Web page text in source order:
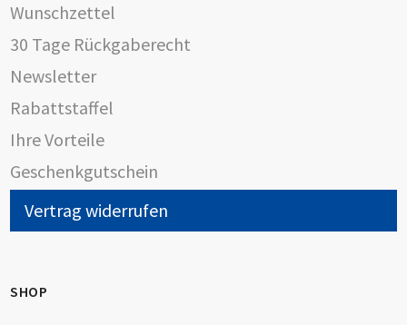
Wunschzettel
30 Tage Rückgaberecht
Newsletter
Rabattstaffel
Ihre Vorteile
Geschenkgutschein
Vertrag widerrufen
SHOP